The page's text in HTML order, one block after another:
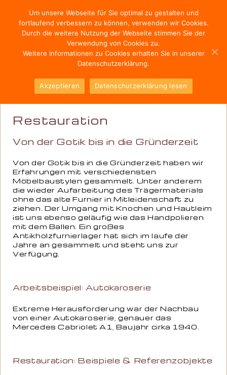
Menü
Restauration
Von der Gotik bis in die Gründerzeit
Von der Gotik bis in die Gründerzeit haben wir
Erfahrungen mit verschiedensten
Möbelbaustylen gesammelt. Unter anderem
die wieder Aufarbeitung des Trägermaterials
ohne das alte Furnier in Mitleidenschaft zu
ziehen. Der Umgang mit Knochen und Hautleim
ist uns ebenso geläufig wie das Handpolieren
mit dem Ballen. Ein großes
Antikholzfurnierlager hat sich im laufe der
Jahre an gesammelt und steht uns zur
Verfügung.
Arbeitsbeispiel: Autokaroserie
Extreme Herausforderung war der Nachbau
von einer Autokaroserie, genauer das
Mercedes Cabriolet A1, Baujahr cirka 1940.
Restauration: Beispiele & Referenzobjekte
Um unsere Webseite für Sie optimal zu gestalten und
fortlaufend verbessern zu können, verwenden wir Cookies.
Durch die weitere Nutzung der Webseite stimmen Sie der
Verwendung von Cookies zu.
Weitere Informationen zu Cookies erhalten Sie in unserer
Datenschutzerklärung.
Akzeptieren Datenschutzerklärung lesen